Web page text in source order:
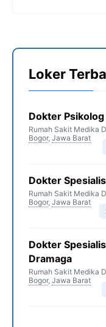
Loker
Dokter
Rumah Sakit Medika
Bogor, Jawa Barat
Dokter
Rumah Sakit Medika
Bogor, Jawa Barat
Dokter
Dramaga
Rumah Sakit Medika
Bogor, Jawa Barat